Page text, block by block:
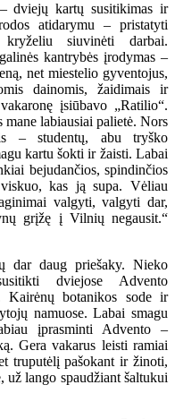
dviejų kartų susitikimas ir
atidarymu – pristatyti
kryželiu siuvinėti darbai.
kantrybės įrodymas –
net miestelio gyventojus,
dainomis, žaidimais ir
įsiūbavo „Ratilio“.
labiausiai palietė. Nors
– studentų, abu tryško
kartu šokti ir žaisti. Labai
bejudančios, spindinčios
kas ją supa. Vėliau
valgyti, valgyti dar,
grįžę į Vilnių negausit.“
dar daug priešaky. Nieko
dviejose Advento
botanikos sode ir
namuose. Labai smagu
įprasminti Advento –
Gera vakarus leisti ramiai
truputėlį pašokant ir žinoti,
už lango spaudžiant šaltukui